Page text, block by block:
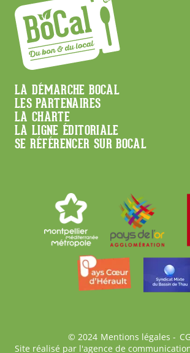
Menu
Footer
LA DÉMARCHE BOCAL
LES PARTENAIRES
LA CHARTE
LA LIGNE ÉDITORIALE
SE RÉFÉRENCER SUR BOCAL
Bas © 2024 Mentions légales
Site réalisé par l'agence de